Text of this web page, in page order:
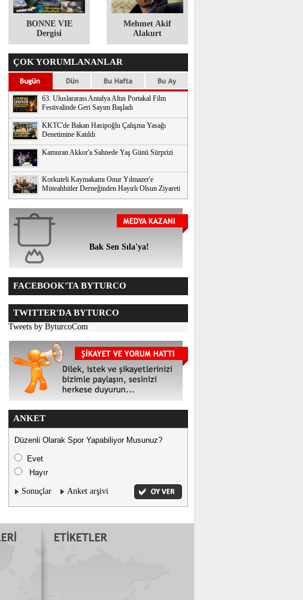
BONNE VIE
Dergisi
​Mehmet Akif
Alakurt
ÇOK YORUMLANANLAR
63. Uluslararası Antalya Altın Portakal Film
Festivalinde Geri Sayım Başladı
KKTC'de Bakan Hasipoğlu Çalışma Yasağı
Denetimine Katıldı
Kamuran Akkor'a Sahnede Yaş Günü Sürprizi
Korkuteli Kaymakamı Onur Yılmazer'e
Müteahhitler Derneğinden Hayırlı Olsun Ziyareti
Bak Sen Sıla'ya!
FACEBOOK'TA BYTURCO
TWITTER'DA BYTURCO
Tweets by ByturcoCom
ANKET
Düzenli Olarak Spor Yapabiliyor Musunuz?
Evet
Hayır
Sonuçlar Anket arşivi